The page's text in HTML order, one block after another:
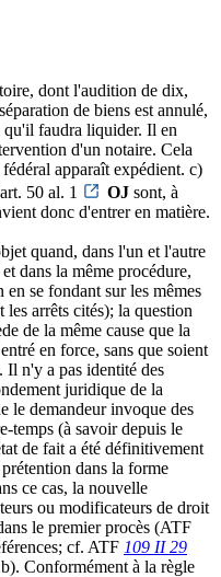
dont l'audition de dix,
de biens est annulé,
faudra liquider. Il en
d'un notaire. Cela
apparaît expédient. c)
50 al. 1
OJ sont, à
donc d'entrer en matière.
quand, dans l'un et l'autre
dans la même procédure,
se fondant sur les mêmes
les arrêts cités); la question
de la même cause que la
en force, sans que soient
Il n'y a pas identité des
juridique de la
le demandeur invoque des
temps (à savoir depuis le
de fait a été définitivement
dans la forme
ce cas, la nouvelle
ou modificateurs de droit
le premier procès (ATF
cf. ATF 109 II 29
Conformément à la règle